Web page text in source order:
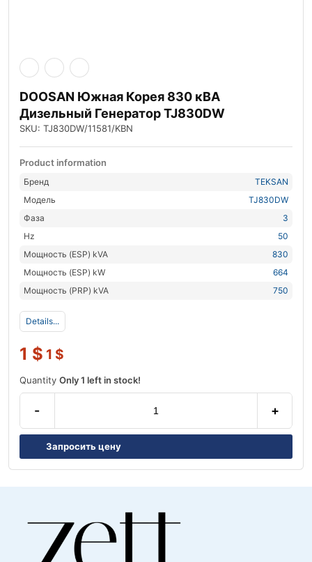
DOOSAN Южная Корея 830 кВА
Дизельный Генератор TJ830DW
SKU: TJ830DW/11581/KBN
Product information
Бренд
TEKSAN
Модель
TJ830DW
Фаза
3
Hz
50
Мощность (ESP) kVA
830
Мощность (ESP) kW
664
Мощность (PRP) kVA
750
Details...
1 $ 1 $
Quantity Only 1 left in stock!
- +
Запросить цену